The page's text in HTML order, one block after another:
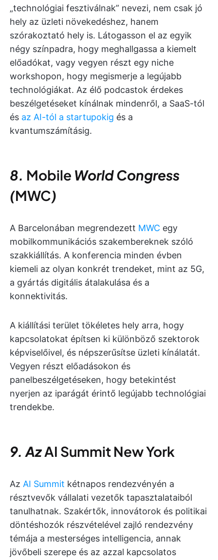
„technológiai fesztiválnak” nevezi, nem csak jó
hely az üzleti növekedéshez, hanem
szórakoztató hely is. Látogasson el az egyik
négy színpadra, hogy meghallgassa a kiemelt
előadókat, vagy vegyen részt egy niche
workshopon, hogy megismerje a legújabb
technológiákat. Az élő podcastok érdekes
beszélgetéseket kínálnak mindenről, a SaaS-tól
és az AI-tól a startupokig és a
kvantumszámításig.
8. Mobile World Congress
(MWC)
A Barcelonában megrendezett MWC egy
mobilkommunikációs szakembereknek szóló
szakkiállítás. A konferencia minden évben
kiemeli az olyan konkrét trendeket, mint az 5G,
a gyártás digitális átalakulása és a
konnektivitás.
A kiállítási terület tökéletes hely arra, hogy
kapcsolatokat építsen ki különböző szektorok
képviselőivel, és népszerűsítse üzleti kínálatát.
Vegyen részt előadásokon és
panelbeszélgetéseken, hogy betekintést
nyerjen az iparágát érintő legújabb technológiai
trendekbe.
9. AzAI Summit New York
Az AI Summit kétnapos rendezvényén a
résztvevők vállalati vezetők tapasztalataiból
tanulhatnak. Szakértők, innovátorok és politikai
döntéshozók részvételével zajló rendezvény
témája a mesterséges intelligencia, annak
jövőbeli szerepe és az azzal kapcsolatos